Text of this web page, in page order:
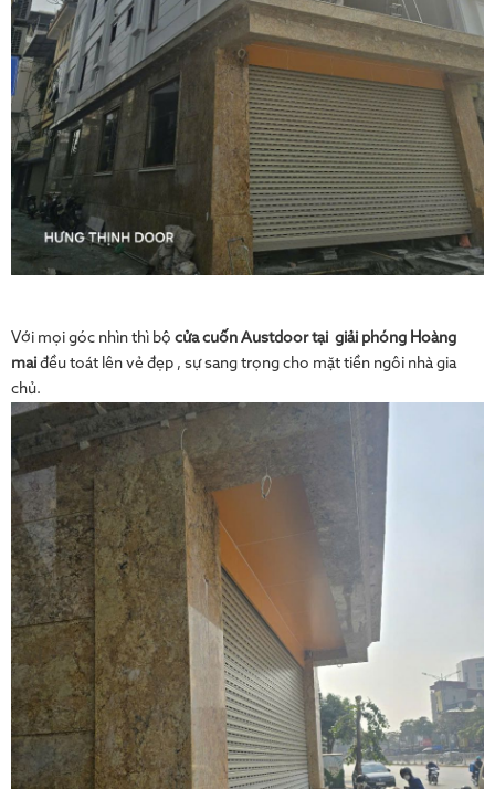
Với mọi góc nhìn thì bộ cửa cuốn Austdoor tại giải phóng Hoàng
mai đều toát lên vẻ đẹp , sự sang trọng cho mặt tiền ngôi nhà gia
chủ.